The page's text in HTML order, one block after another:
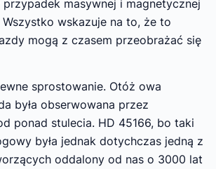
masywnej i magnetycznej
wskazuje na to, że to
mogą z czasem przeobrażać się
sprostowanie. Otóż owa
była obserwowana przez
ponad stulecia. HD 45166, bo taki
była jednak dotychczas jedną z
oddalony od nas o 3000 lat